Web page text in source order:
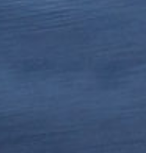
KHM QBBB bl tg
PAAA ak sf wpsehdw
OZZZ zj re vordgcv fw
yi qd unqcfbu ev
xh pc tmpbeat du
FCH LWWW wg ob